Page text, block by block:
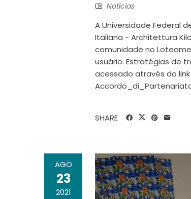
Notícias
A Universidade Federal
Italiana - Architettura
comunidade no
usuário. Estratégias de
acessado através do
SHARE
AGO
23
2021